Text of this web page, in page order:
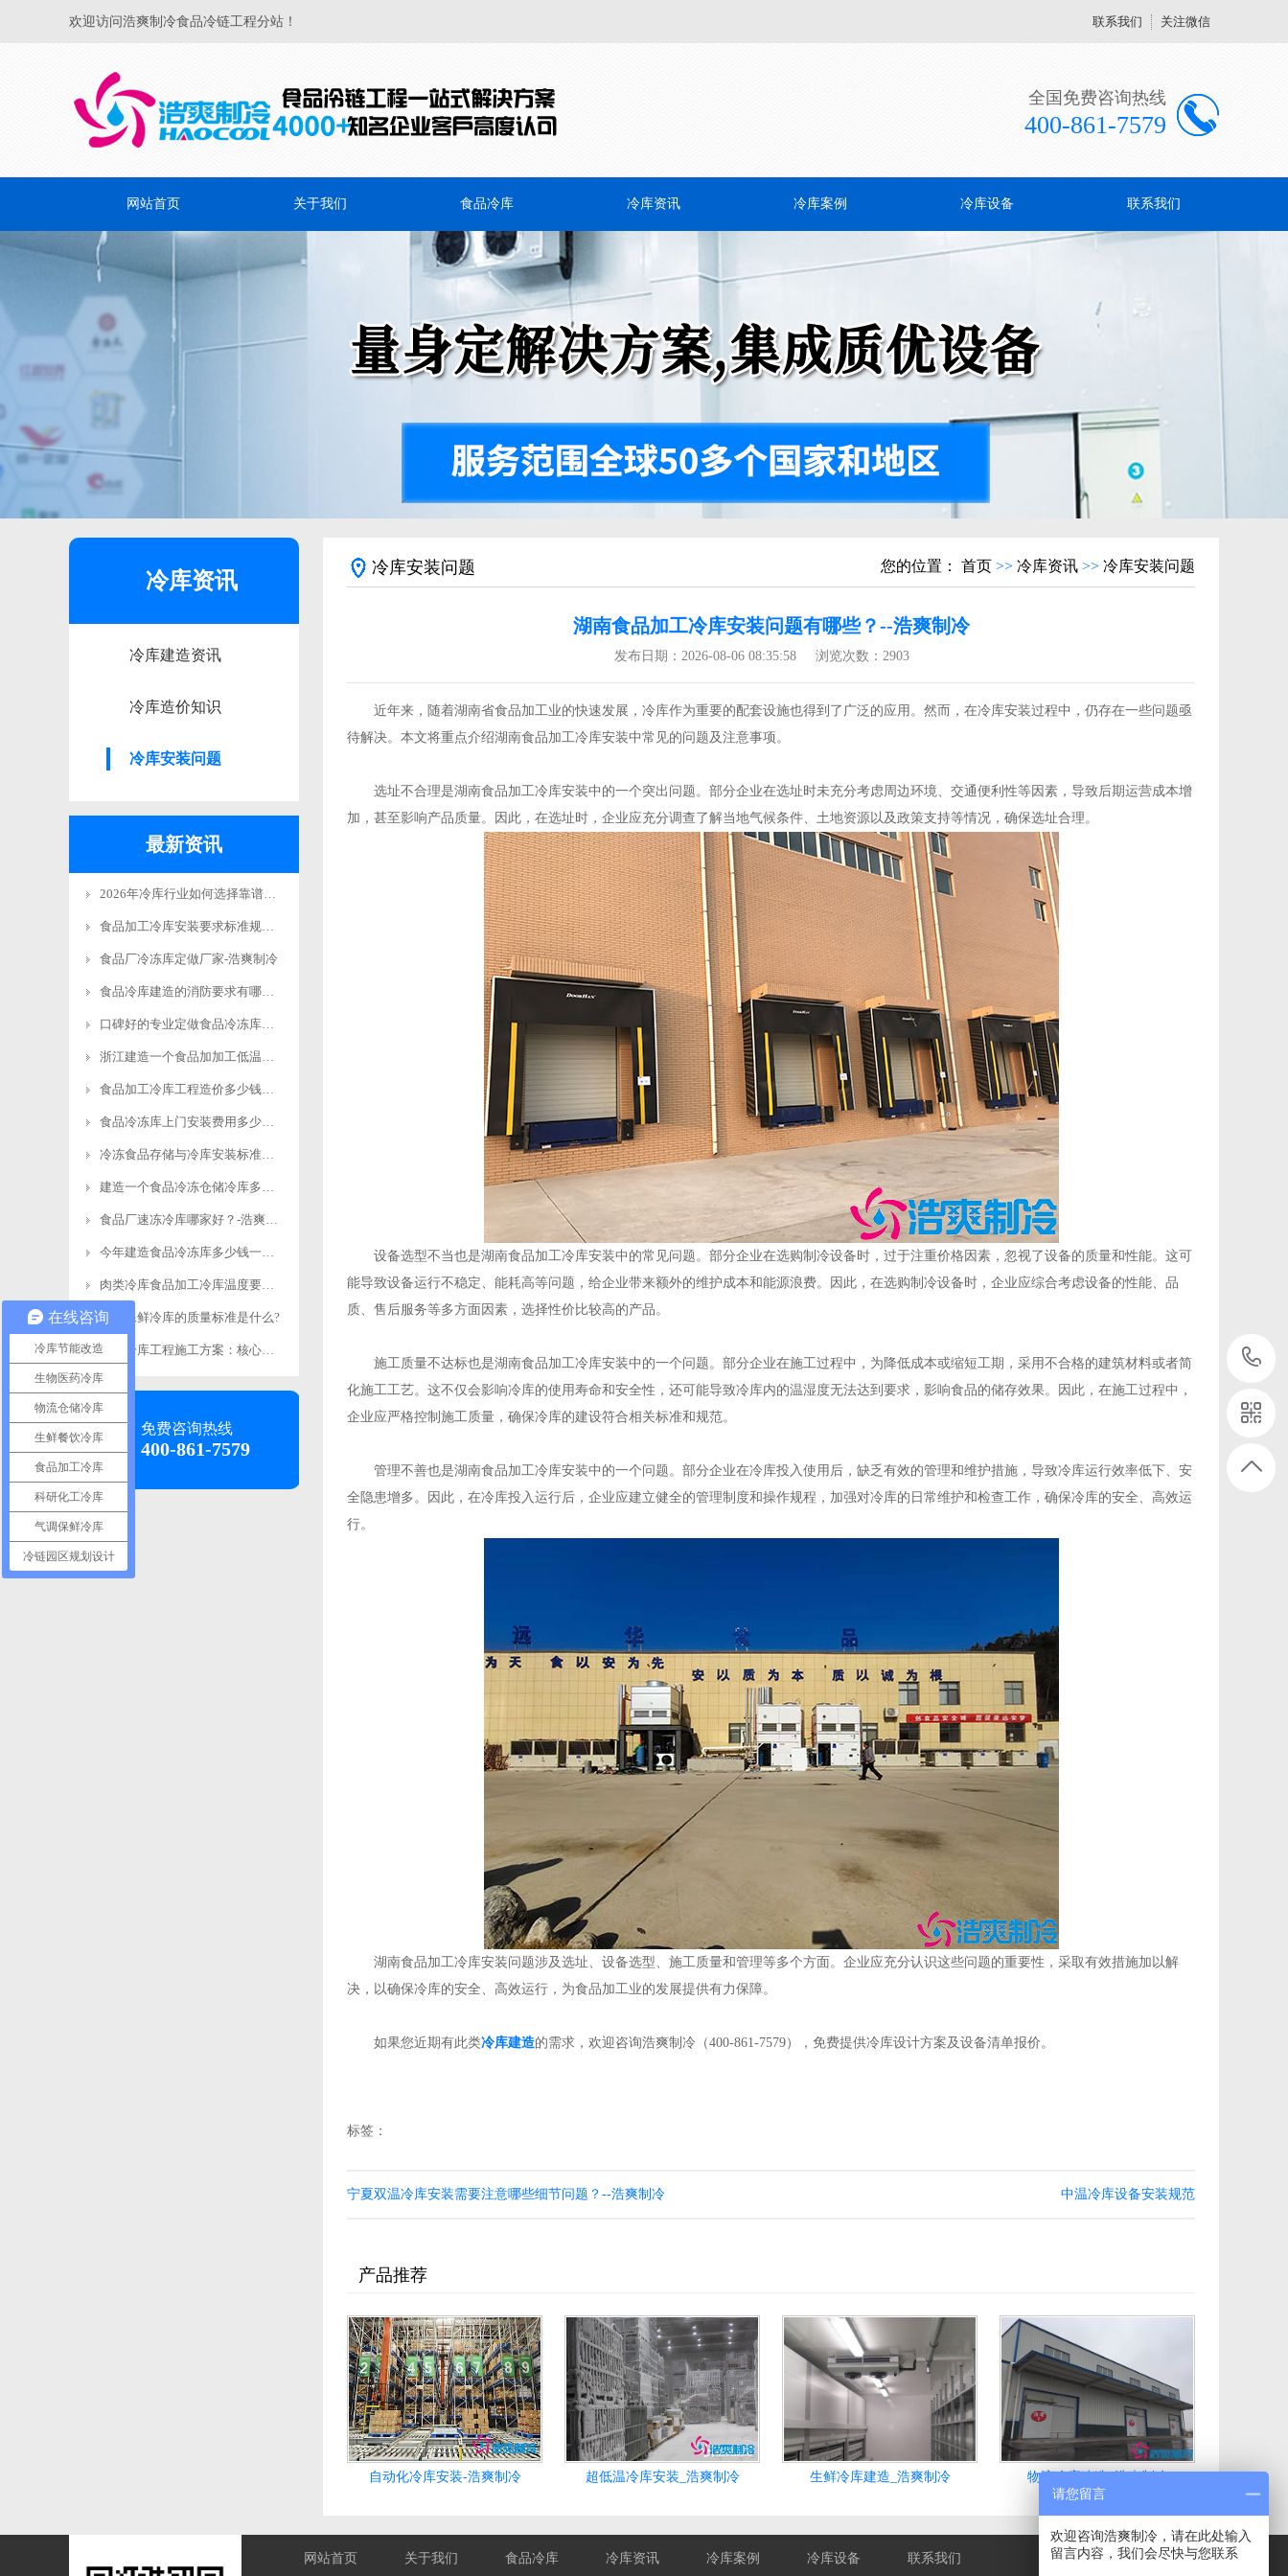
欢迎访问浩爽制冷食品冷链工程分站！ 联系我们 关注微信
全国免费咨询热线
400-861-7579
网站首页 关于我们 食品冷库 冷库资讯 冷库案例 冷库设备 联系我们
冷库资讯
冷库建造资讯
冷库造价知识
冷库安装问题
最新资讯
2026年冷库行业如何选择靠谱有实力的工程商品牌
食品加工冷库安装要求标准规范更新
食品厂冷冻库定做厂家-浩爽制冷
食品冷库建造的消防要求有哪些？-浩爽制冷
口碑好的专业定做食品冷冻库安装电话-浩爽制冷
浙江建造一个食品加加工低温立体库费用多少钱？-浩爽制冷
食品加工冷库工程造价多少钱？-浩爽制冷
食品冷冻库上门安装费用多少钱？-浩爽制冷
冷冻食品存储与冷库安装标准规范要求-浩爽制冷
建造一个食品冷冻仓储冷库多少钱？-浩爽制冷
食品厂速冻冷库哪家好？-浩爽制冷
今年建造食品冷冻库多少钱一平方米？-浩爽制冷
肉类冷库食品加工冷库温度要求详解-浩爽制冷
食品保鲜冷库的质量标准是什么?
食品冷库工程施工方案：核心施工要求详解-浩爽制冷
免费咨询热线
400-861-7579
冷库安装问题 您的位置： 首页 >> 冷库资讯 >> 冷库安装问题
湖南食品加工冷库安装问题有哪些？--浩爽制冷
发布日期： 2026-08-06 08:35:58 浏览次数： 2903
近年来，随着湖南省食品加工业的快速发展，冷库作为重要的配套设施也得到了广泛的应用。然而，在冷库安装过程中，仍存在一些问题亟
待解决。本文将重点介绍湖南食品加工冷库安装中常见的问题及注意事项。
选址不合理是湖南食品加工冷库安装中的一个突出问题。部分企业在选址时未充分考虑周边环境、交通便利性等因素，导致后期运营成本增
加，甚至影响产品质量。因此，在选址时，企业应充分调查了解当地气候条件、土地资源以及政策支持等情况，确保选址合理。
设备选型不当也是湖南食品加工冷库安装中的常见问题。部分企业在选购制冷设备时，过于注重价格因素，忽视了设备的质量和性能。这可
能导致设备运行不稳定、能耗高等问题，给企业带来额外的维护成本和能源浪费。因此，在选购制冷设备时，企业应综合考虑设备的性能、品
质、售后服务等多方面因素，选择性价比较高的产品。
施工质量不达标也是湖南食品加工冷库安装中的一个问题。部分企业在施工过程中，为降低成本或缩短工期，采用不合格的建筑材料或者简
化施工工艺。这不仅会影响冷库的使用寿命和安全性，还可能导致冷库内的温湿度无法达到要求，影响食品的储存效果。因此，在施工过程中，
企业应严格控制施工质量，确保冷库的建设符合相关标准和规范。
管理不善也是湖南食品加工冷库安装中的一个问题。部分企业在冷库投入使用后，缺乏有效的管理和维护措施，导致冷库运行效率低下、安
全隐患增多。因此，在冷库投入运行后，企业应建立健全的管理制度和操作规程，加强对冷库的日常维护和检查工作，确保冷库的安全、高效运
行。
湖南食品加工冷库安装问题涉及选址、设备选型、施工质量和管理等多个方面。企业应充分认识这些问题的重要性，采取有效措施加以解
决，以确保冷库的安全、高效运行，为食品加工业的发展提供有力保障。
如果您近期有此类冷库建造的需求，欢迎咨询浩爽制冷（400-861-7579），免费提供冷库设计方案及设备清单报价。
标签：
宁夏双温冷库安装需要注意哪些细节问题？--浩爽制冷 中温冷库设备安装规范
产品推荐
自动化冷库安装-浩爽制冷 超低温冷库安装_浩爽制冷 生鲜冷库建造_浩爽制冷 物流冷库建造_浩爽制冷
网站首页 关于我们 食品冷库 冷库资讯 冷库案例 冷库设备 联系我们
在线咨询
冷库节能改造
生物医药冷库
物流仓储冷库
生鲜餐饮冷库
食品加工冷库
科研化工冷库
气调保鲜冷库
冷链园区规划设计
请您留言
欢迎咨询浩爽制冷，请在此处输入
留言内容，我们会尽快与您联系